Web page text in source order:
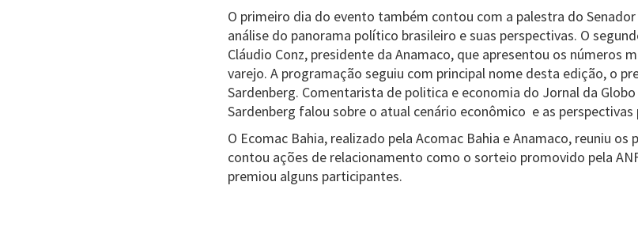
O primeiro dia do evento também contou com a palestra do
análise do panorama político brasileiro e suas perspectivas. O
Cláudio Conz, presidente da Anamaco, que apresentou os números
varejo. A programação seguiu com principal nome desta edição, o
Sardenberg. Comentarista de politica e economia do Jornal da
Sardenberg falou sobre o atual cenário econômico e as perspectivas
O Ecomac Bahia, realizado pela Acomac Bahia e Anamaco, reuniu
contou ações de relacionamento como o sorteio promovido pela
premiou alguns participantes.